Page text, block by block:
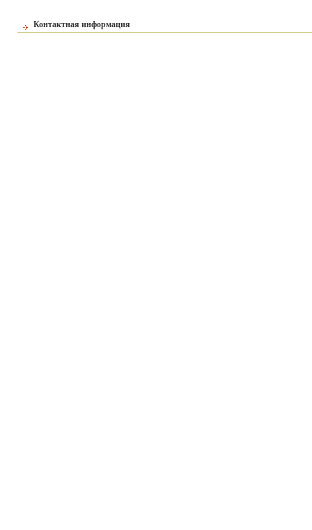
Контактная информация